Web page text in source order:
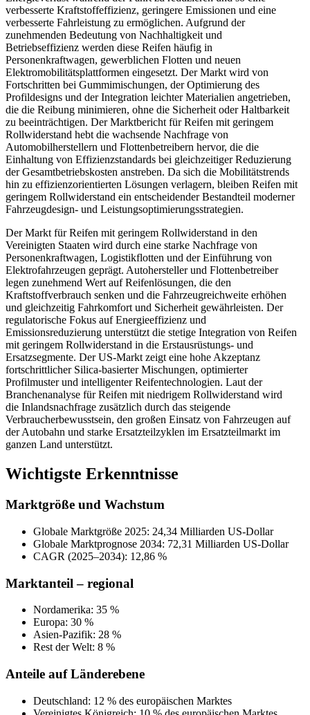
verbesserte Kraftstoffeffizienz, geringere Emissionen und eine
verbesserte Fahrleistung zu ermöglichen. Aufgrund der
zunehmenden Bedeutung von Nachhaltigkeit und
Betriebseffizienz werden diese Reifen häufig in
Personenkraftwagen, gewerblichen Flotten und neuen
Elektromobilitätsplattformen eingesetzt. Der Markt wird von
Fortschritten bei Gummimischungen, der Optimierung des
Profildesigns und der Integration leichter Materialien angetrieben,
die die Reibung minimieren, ohne die Sicherheit oder Haltbarkeit
zu beeinträchtigen. Der Marktbericht für Reifen mit geringem
Rollwiderstand hebt die wachsende Nachfrage von
Automobilherstellern und Flottenbetreibern hervor, die die
Einhaltung von Effizienzstandards bei gleichzeitiger Reduzierung
der Gesamtbetriebskosten anstreben. Da sich die Mobilitätstrends
hin zu effizienzorientierten Lösungen verlagern, bleiben Reifen mit
geringem Rollwiderstand ein entscheidender Bestandteil moderner
Fahrzeugdesign- und Leistungsoptimierungsstrategien.
Der Markt für Reifen mit geringem Rollwiderstand in den
Vereinigten Staaten wird durch eine starke Nachfrage von
Personenkraftwagen, Logistikflotten und der Einführung von
Elektrofahrzeugen geprägt. Autohersteller und Flottenbetreiber
legen zunehmend Wert auf Reifenlösungen, die den
Kraftstoffverbrauch senken und die Fahrzeugreichweite erhöhen
und gleichzeitig Fahrkomfort und Sicherheit gewährleisten. Der
regulatorische Fokus auf Energieeffizienz und
Emissionsreduzierung unterstützt die stetige Integration von Reifen
mit geringem Rollwiderstand in die Erstausrüstungs- und
Ersatzsegmente. Der US-Markt zeigt eine hohe Akzeptanz
fortschrittlicher Silica-basierter Mischungen, optimierter
Profilmuster und intelligenter Reifentechnologien. Laut der
Branchenanalyse für Reifen mit niedrigem Rollwiderstand wird
die Inlandsnachfrage zusätzlich durch das steigende
Verbraucherbewusstsein, den großen Einsatz von Fahrzeugen auf
der Autobahn und starke Ersatzteilzyklen im Ersatzteilmarkt im
ganzen Land unterstützt.
Wichtigste Erkenntnisse
Marktgröße und Wachstum
Globale Marktgröße 2025: 24,34 Milliarden US-Dollar
Globale Marktprognose 2034: 72,31 Milliarden US-Dollar
CAGR (2025–2034): 12,86 %
Marktanteil – regional
Nordamerika: 35 %
Europa: 30 %
Asien-Pazifik: 28 %
Rest der Welt: 8 %
Anteile auf Länderebene
Deutschland: 12 % des europäischen Marktes